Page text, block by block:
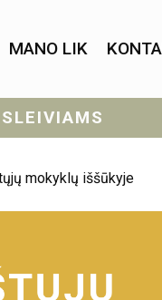
MANO LIK
mokyklų iššūkyje